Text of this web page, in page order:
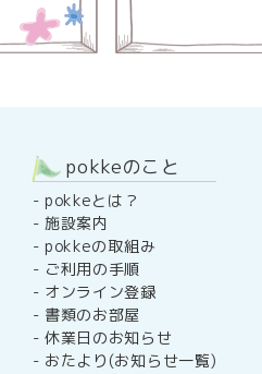
pokkeのこと
- pokkeとは？
- 施設案内
- pokkeの取組み
- ご利用の手順
- オンライン登録
- 書類のお部屋
- 休業日のお知らせ
- おたより(お知らせ一覧)